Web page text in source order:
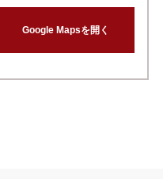
Google Mapsを開く